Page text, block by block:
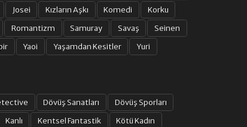
15. BÖLÜM
16. BÖLÜM
18. BÖLÜM
Josei Kızların Aşkı Komedi
Korku
Romantizm Samuray Savaş
Seinen
Yaoi Yaşamdan Kesitler Yuri
Dövüş Sanatları
Dövüş Sporları
Kanlı Kentsel Fantastik
Kötü Kadın